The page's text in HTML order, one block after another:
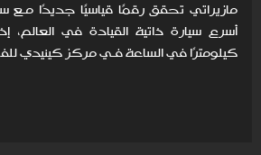
كيلومترًا في الساعة فـي مركز كينيدي